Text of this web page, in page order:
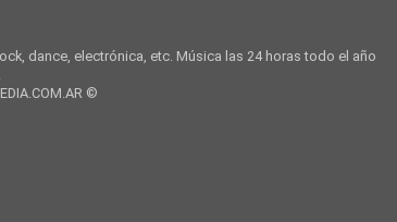
dance, electrónica, etc. Música las 24 horas todo el año
©